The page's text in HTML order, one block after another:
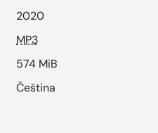
2020
MP3
574 MiB
Čeština